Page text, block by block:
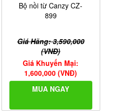
Bộ nồi từ Canzy CZ-
899
Giá Hãng: 3,590,000
(VNĐ)
Giá Khuyến Mại:
1,600,000 (VNĐ)
MUA NGAY